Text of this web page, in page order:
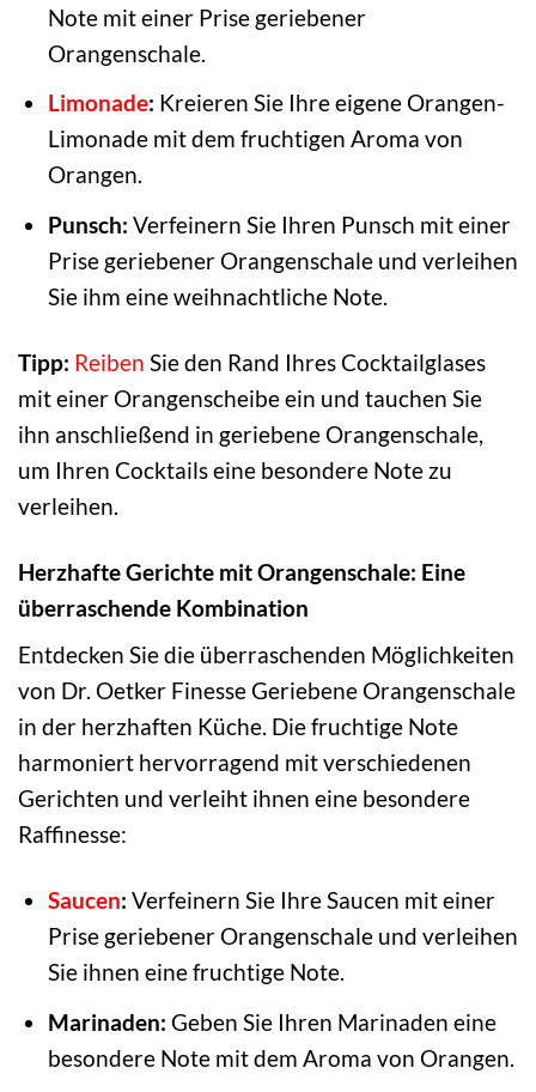
Note mit einer Prise geriebener
Orangenschale.
Limonade: Kreieren Sie Ihre eigene Orangen-
Limonade mit dem fruchtigen Aroma von
Orangen.
Punsch: Verfeinern Sie Ihren Punsch mit einer
Prise geriebener Orangenschale und verleihen
Sie ihm eine weihnachtliche Note.
Tipp: Reiben Sie den Rand Ihres Cocktailglases
mit einer Orangenscheibe ein und tauchen Sie
ihn anschließend in geriebene Orangenschale,
um Ihren Cocktails eine besondere Note zu
verleihen.
Herzhafte Gerichte mit Orangenschale: Eine
überraschende Kombination
Entdecken Sie die überraschenden Möglichkeiten
von Dr. Oetker Finesse Geriebene Orangenschale
in der herzhaften Küche. Die fruchtige Note
harmoniert hervorragend mit verschiedenen
Gerichten und verleiht ihnen eine besondere
Raffinesse:
Saucen: Verfeinern Sie Ihre Saucen mit einer
Prise geriebener Orangenschale und verleihen
Sie ihnen eine fruchtige Note.
Marinaden: Geben Sie Ihren Marinaden eine
besondere Note mit dem Aroma von Orangen.